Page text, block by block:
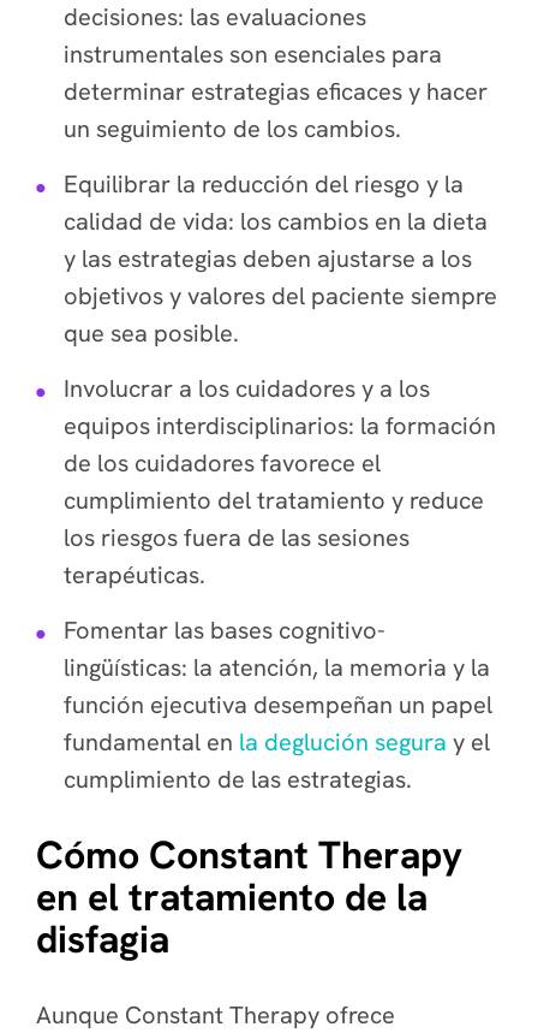
decisiones: las evaluaciones
instrumentales son esenciales para
determinar estrategias eficaces y hacer
un seguimiento de los cambios.
Equilibrar la reducción del riesgo y la
calidad de vida: los cambios en la dieta
y las estrategias deben ajustarse a los
objetivos y valores del paciente siempre
que sea posible.
Involucrar a los cuidadores y a los
equipos interdisciplinarios: la formación
de los cuidadores favorece el
cumplimiento del tratamiento y reduce
los riesgos fuera de las sesiones
terapéuticas.
Fomentar las bases cognitivo-
lingüísticas: la atención, la memoria y la
función ejecutiva desempeñan un papel
fundamental en la deglución segura y el
cumplimiento de las estrategias.
Cómo Constant Therapy
en el tratamiento de la
disfagia
Aunque Constant Therapy ofrece